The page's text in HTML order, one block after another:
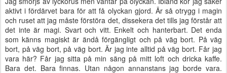
aktivt i fördärvet bara för att få olyckan gjord. Är så otrygg i magin
och ruset att jag måste förstöra det, dissekera det tills jag förstår att
det inte är magi. Svart och vitt. Enkelt och hanterbart. Det enda
som känns magiskt är ändå förgängligt och på väg bort. På väg
bort, på väg bort, på väg bort. Är jag inte alltid på väg bort. Får jag
vara här? Får jag sitta på min säng på mitt loft och dricka kaffe.
Bara det. Bara finnas. Utan någon annanstans jag borde vara.